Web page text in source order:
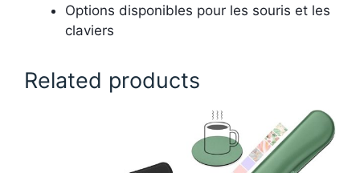
Options disponibles pour les souris et les
claviers
Related products